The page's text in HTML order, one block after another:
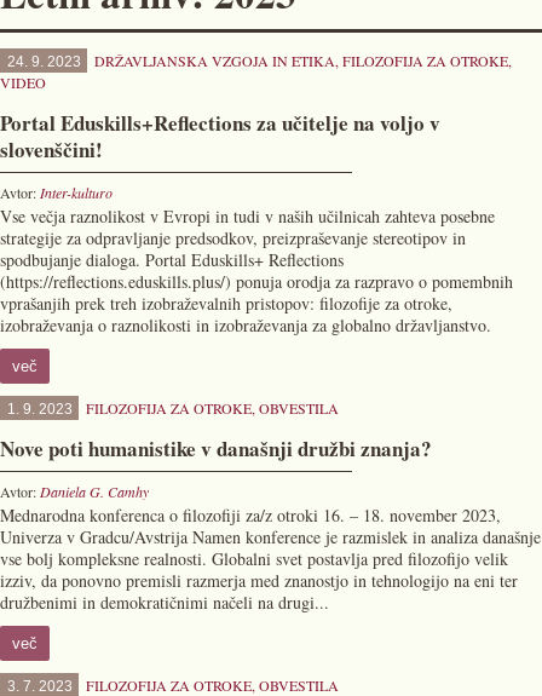
24. 9. 2023 DRŽAVLJANSKA VZGOJA IN ETIKA, FILOZOFIJA ZA OTROKE,
VIDEO
Portal Eduskills+Reflections za učitelje na voljo v
slovenščini!
Avtor: Inter-kulturo
Vse večja raznolikost v Evropi in tudi v naših učilnicah zahteva posebne
strategije za odpravljanje predsodkov, preizpraševanje stereotipov in
spodbujanje dialoga. Portal Eduskills+ Reflections
(https://reflections.eduskills.plus/) ponuja orodja za razpravo o pomembnih
vprašanjih prek treh izobraževalnih pristopov: filozofije za otroke,
izobraževanja o raznolikosti in izobraževanja za globalno državljanstvo.
več
1. 9. 2023 FILOZOFIJA ZA OTROKE, OBVESTILA
Nove poti humanistike v današnji družbi znanja?
Avtor: Daniela G. Camhy
Mednarodna konferenca o filozofiji za/z otroki 16. – 18. november 2023,
Univerza v Gradcu/Avstrija Namen konference je razmislek in analiza današnje
vse bolj kompleksne realnosti. Globalni svet postavlja pred filozofijo velik
izziv, da ponovno premisli razmerja med znanostjo in tehnologijo na eni ter
družbenimi in demokratičnimi načeli na drugi...
več
3. 7. 2023 FILOZOFIJA ZA OTROKE, OBVESTILA